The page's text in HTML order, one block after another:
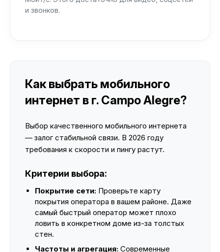
и звонков.
Как выбрать мобильного
интернет в г. Campo Alegre?
Выбор качественного мобильного интернета
— залог стабильной связи. В 2026 году
требования к скорости и пингу растут.
Критерии выбора:
Покрытие сети: Проверьте карту
покрытия оператора в вашем районе. Даже
самый быстрый оператор может плохо
ловить в конкретном доме из-за толстых
стен.
Частоты и агрегация: Современные